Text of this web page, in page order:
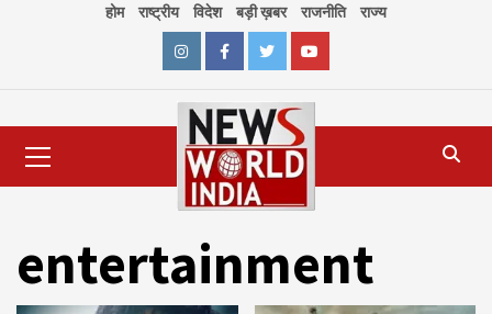
होम राष्ट्रीय विदेश बड़ी ख़बर राजनीति राज्य
InstagramFacebookTwitterYoutube
Menu
entertainment